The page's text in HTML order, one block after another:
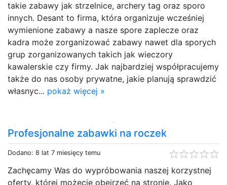
takie zabawy jak strzelnice, archery tag oraz sporo
innych. Desant to firma, która organizuje wcześniej
wymienione zabawy a nasze spore zaplecze oraz
kadra może zorganizować zabawy nawet dla sporych
grup zorganizowanych takich jak wieczory
kawalerskie czy firmy. Jak najbardziej współpracujemy
także do nas osoby prywatne, jakie planują sprawdzić
własnyc... pokaż więcej »
Profesjonalne zabawki na roczek
Dodano: 8 lat 7 miesięcy temu
Zachęcamy Was do wypróbowania naszej korzystnej
oferty, której możecie obejrzeć na stronie. Jako